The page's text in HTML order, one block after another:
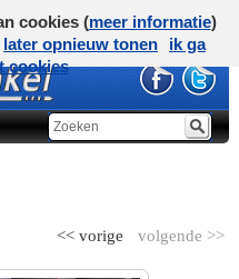
volgende >>
<< vorige
cookies (meer informatie)
later opnieuw tonen
ik ga
cookies